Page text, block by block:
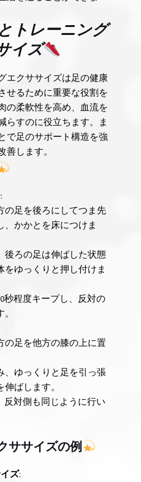
トレーニング
イズ
エクササイズは足の健康
せるために重要な役割を
の柔軟性を高め、血流を
らすのに役立ちます。ま
で足のサポート構造を強
善します。
:
の足を後ろにしてつま先
、かかとを床につけま
後ろの足は伸ばした状態
をゆっくりと押し付けま
秒程度キープし、反対の
の足を他方の膝の上に置
、ゆっくりと足を引っ張
ばします。
反対側も同じように行い
ササイズの例
ズ: